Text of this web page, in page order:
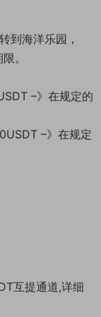
到海洋乐园，
。
–》在规定的
–》在规定
互提通道,详细